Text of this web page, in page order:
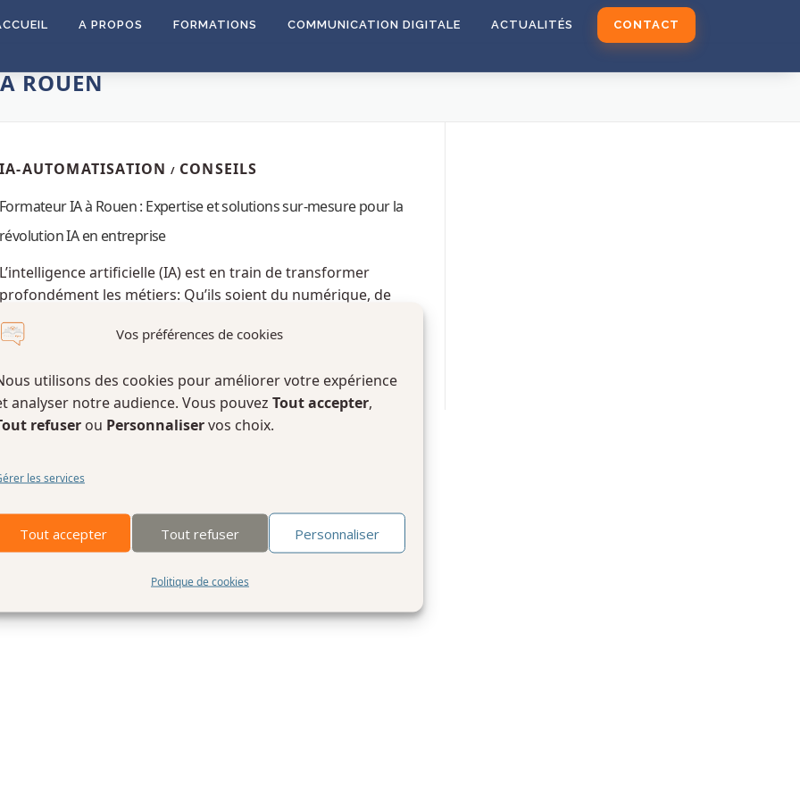
Vos préférences de cookies
utilisons des cookies pour améliorer votre expérience
analyser notre audience. Vous pouvez Tout accepter,
refuser ou Personnaliservos choix.
les services
Tout accepter Tout refuser Personnaliser
Politique de cookies
A PROPOS FORMATIONS COMMUNICATION DIGITALE ACTUALITÉS CONTACT
ROUEN
IA-AUTOMATISATION / CONSEILS
Formateur IA à Rouen : Expertise et solutions sur-mesure pour la
révolution IA en entreprise
L’intelligence artificielle (IA) est en train de transformer
profondément les métiers: Qu’ils soient du numérique, de
l’enseignement, de la communication, de la formation et de
l’apprentissage en général. À Rouen, …